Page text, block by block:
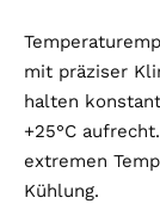
mit präziser
halten
+25°C
extremen
Kühlung.